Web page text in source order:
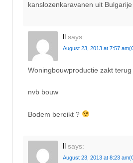
kanslozenkaravanen uit
ll says:
August 23, 2013 at 7:57 am
Woningbouwproductie zakt
nvb bouw
Bodem bereikt ?
ll says:
August 23, 2013 at 8:23 am